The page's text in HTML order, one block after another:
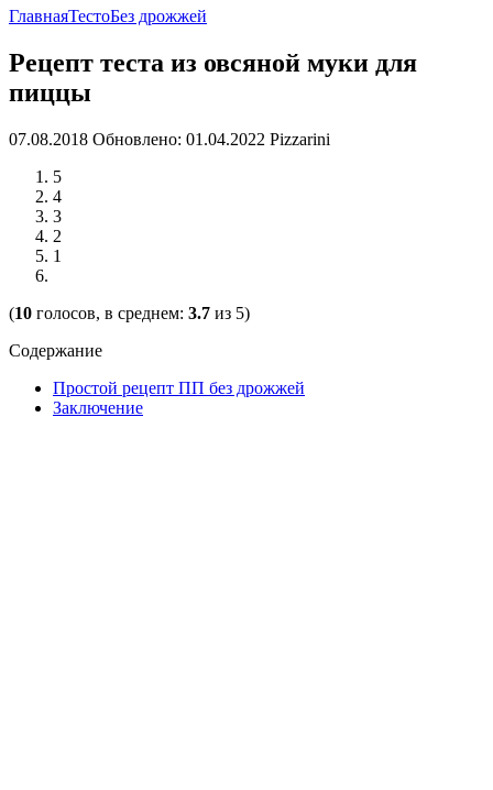
ГлавнаяТестоБез дрожжей
Рецепт теста из овсяной муки для
пиццы
07.08.2018 Обновлено: 01.04.2022 Pizzarini
5
4
3
2
1
(10 голосов, в среднем: 3.7 из 5)
Содержание
Простой рецепт ПП без дрожжей
Заключение